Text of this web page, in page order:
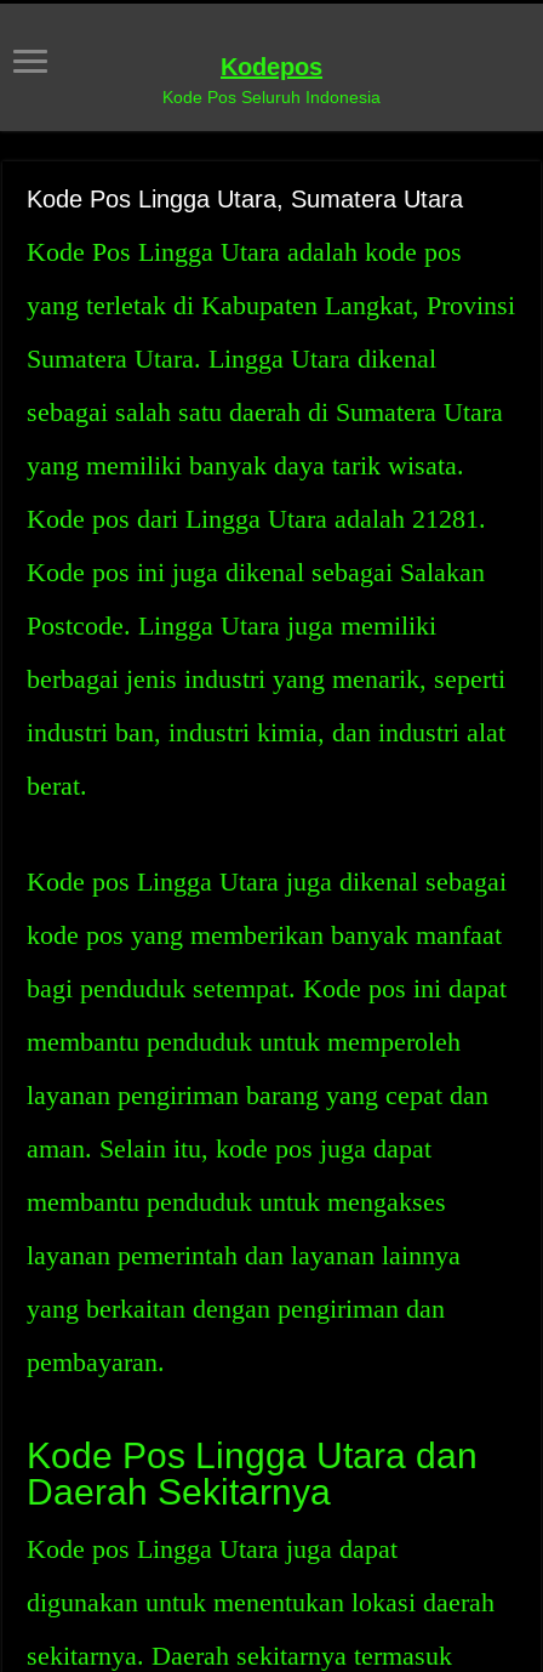
Kodepos
Kode Pos Seluruh Indonesia
Kode Pos Lingga Utara, Sumatera Utara
Kode Pos Lingga Utara adalah kode pos
yang terletak di Kabupaten Langkat, Provinsi
Sumatera Utara. Lingga Utara dikenal
sebagai salah satu daerah di Sumatera Utara
yang memiliki banyak daya tarik wisata.
Kode pos dari Lingga Utara adalah 21281.
Kode pos ini juga dikenal sebagai Salakan
Postcode. Lingga Utara juga memiliki
berbagai jenis industri yang menarik, seperti
industri ban, industri kimia, dan industri alat
berat.
Kode pos Lingga Utara juga dikenal sebagai
kode pos yang memberikan banyak manfaat
bagi penduduk setempat. Kode pos ini dapat
membantu penduduk untuk memperoleh
layanan pengiriman barang yang cepat dan
aman. Selain itu, kode pos juga dapat
membantu penduduk untuk mengakses
layanan pemerintah dan layanan lainnya
yang berkaitan dengan pengiriman dan
pembayaran.
Kode Pos Lingga Utara dan
Daerah Sekitarnya
Kode pos Lingga Utara juga dapat
digunakan untuk menentukan lokasi daerah
sekitarnya. Daerah sekitarnya termasuk